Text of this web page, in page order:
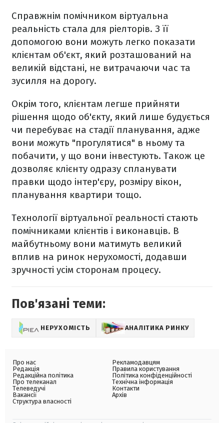
Справжнім помічником віртуальна
реальність стала для ріелторів. З її
допомогою вони можуть легко показати
клієнтам об'єкт, який розташований на
великій відстані, не витрачаючи час та
зусилля на дорогу.
Окрім того, клієнтам легше прийняти
рішення щодо об'єкту, який лише будується
чи перебуває на стадії планування, адже
вони можуть "прогулятися" в ньому та
побачити, у що вони інвестують. Також це
дозволяє клієнту одразу спланувати
правки щодо інтер'єру, розміру вікон,
планування квартири тощо.
Технології віртуальної реальності стають
помічниками клієнтів і виконавців. В
майбутньому вони матимуть великий
вплив на ринок нерухомості, додавши
зручності усім сторонам процесу.
Пов'язані теми:
НЕРУХОМІСТЬ АНАЛІТИКА РИНКУ
Про нас
Редакція
Редакційна політика
Про телеканал
Телеведучі
Вакансії
Структура власності
Рекламодавцям
Правила користування
Політика конфіденційності
Технічна інформація
Контакти
Архів